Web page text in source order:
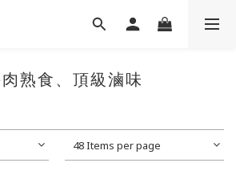
熟食、頂級滷味
48 Items per page